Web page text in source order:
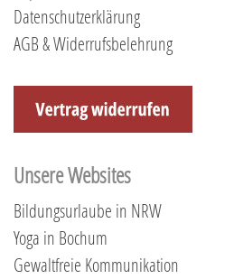
Datenschutzerklärung
AGB & Widerrufsbelehrung
Unsere Websites
Bildungsurlaube in NRW
Yoga in Bochum
Gewaltfreie Kommunikation